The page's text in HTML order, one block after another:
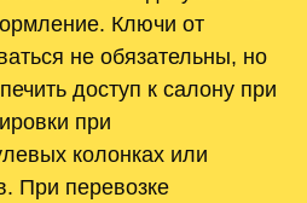
Ключи от
не обязательны, но
доступ к салону при
при
колонках или
При перевозке